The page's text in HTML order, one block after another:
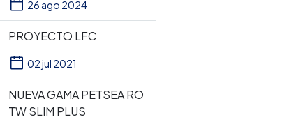
26 ago 2024
PROYECTO LFC
02 jul 2021
NUEVA GAMA PETSEA RO
TW SLIM PLUS